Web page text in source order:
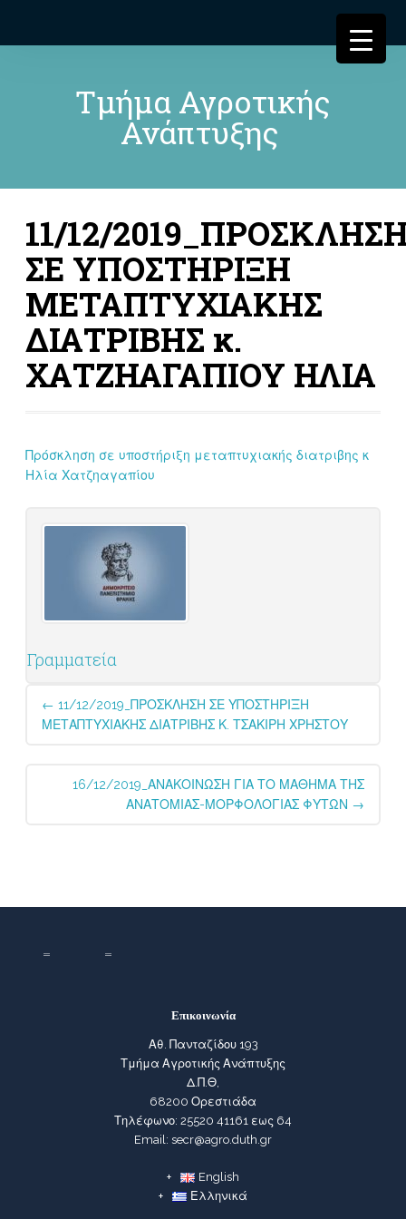
Τμήμα Αγροτικής
Ανάπτυξης
11/12/
ΣΕ ΥΠΟΣΤΗΡΙΞΗ
ΜΕΤΑΠΤΥΧΙΑΚΗΣ
ΔΙΑΤΡΙΒΗΣ κ.
ΧΑΤΖΗΑΓΑΠΙΟΥ ΗΛΙΑ
Πρόσκληση σε υποστήριξη μεταπτυχιακής διατριβης κ
Ηλία Χατζηαγαπίου
Γραμματεία
Post
navigation
← 11/12/2019_ΠΡΟΣΚΛΗΣΗ ΣΕ ΥΠΟΣΤΗΡΙΞΗ
ΜΕΤΑΠΤΥΧΙΑΚΗΣ ΔΙΑΤΡΙΒΗΣ Κ. ΤΣΑΚΙΡΗ ΧΡΗΣΤΟΥ
16/12/2019_ΑΝΑΚΟΙΝΩΣΗ ΓΙΑ ΤΟ ΜΑΘΗΜΑ ΤΗΣ
ΑΝΑΤΟΜΙΑΣ-ΜΟΡΦΟΛΟΓΙΑΣ ΦΥΤΩΝ →
Επικοινωνία
Αθ. Πανταζίδου 193
Τμήμα Αγροτικής Ανάπτυξης
Δ.Π.Θ,
68200 Ορεστιάδα
Τηλέφωνο: 25520 41161 εως 64
Email: secr@agro.duth.gr
English
Ελληνικά